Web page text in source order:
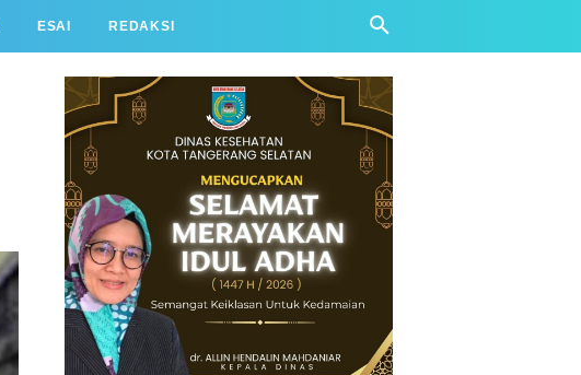
ESAI REDAKSI